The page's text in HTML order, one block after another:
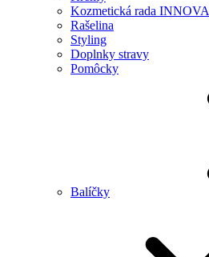
Kozmetická rada INNOVA
Rašelina
Styling
Doplnky stravy
Pomôcky
Balíčky